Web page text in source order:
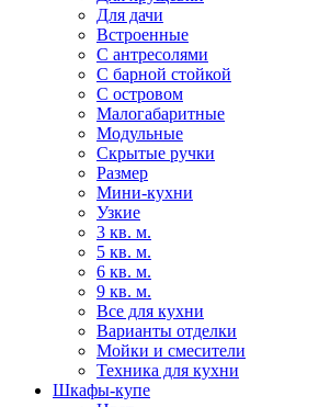
Для дачи
Встроенные
С антресолями
С барной стойкой
С островом
Малогабаритные
Модульные
Скрытые ручки
Размер
Мини-кухни
Узкие
3 кв. м.
5 кв. м.
6 кв. м.
9 кв. м.
Все для кухни
Варианты отделки
Мойки и смесители
Техника для кухни
Шкафы-купе